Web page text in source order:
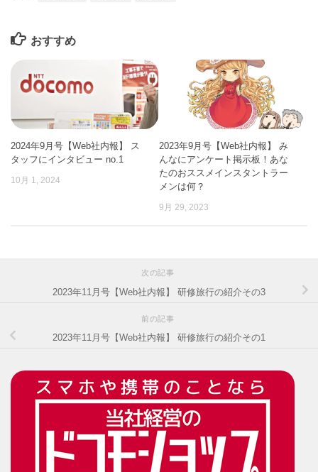
おすすめ
2024年9月号【Web社内報】 ス
タッフにインタビュー no.1
10月 1, 2024
2023年9月号【Web社内報】 み
んなにアンケート掲示板！あな
たのおススメインスタントラー
メンは何？
9月 29, 2023
次の記事
2023年11月号【Web社内報】 研修旅行の紹介その3
前の記事
2023年11月号【Web社内報】 研修旅行の紹介その1